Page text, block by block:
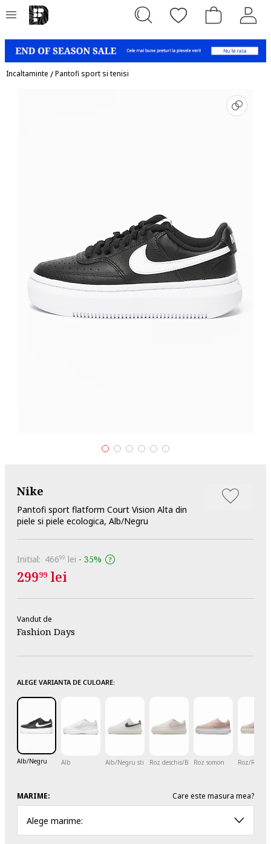
Incaltaminte /Pantofi sport si tenisi
Nike
Pantofi sport flatform Court Vision Alta din
piele si piele ecologica, Alb/Negru
Initial: 46699 lei - 35%
29999 lei
Vandut de
Fashion Days
ALEGE VARIANTA DE CULOARE:
Alb/Negru Alb Alb/Negru stinsRoz deschis/Bej deschis
Roz somon Roz/Roz
MARIME: Care este masura mea?
Alege marime: